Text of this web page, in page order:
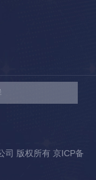
司 版权所有 京ICP备